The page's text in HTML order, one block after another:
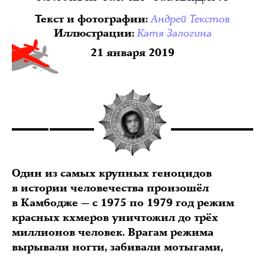
Текст и фотографии:Андрей Текстов
Иллюстрации:Катя Залогина
21 января 2019
Один из самых крупных геноцидов
в истории человечества произошёл
в Камбодже — с 1975 по 1979 год режим
красных кхмеров уничтожил до трёх
миллионов человек. Врагам режима
вырывали ногти, забивали мотыгами,